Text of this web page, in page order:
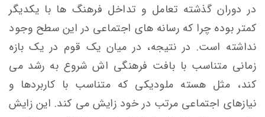
در دوران گذشته تعامل و تداخل فرهنگ ها با یکدیگر
کمتر بوده چرا که رسانه های اجتماعی در این سطح وجود
نداشته است. در نتیجه، در میان یک قوم در یک بازه
زمانی متناسب با بافت فرهنگی اش شروع به رشد می
کند، مثل هسته ملودیکی که متناسب با کاربردها و
نیازهای اجتماعی مرتب در خود زایش می کند. این زایش